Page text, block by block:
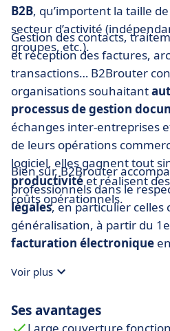
B2B, qu’importent la taille
secteur d’activité
groupes, etc.).
Gestion des contacts,
et réception des factures,
transactions… B2Brouter
organisations souhaitant
processus de gestion
échanges inter-entreprises
de leurs opérations
logiciel, elles gagnent tout
productivitéet réalisent
coûts opérationnels.
Bien sûr, B2Brouter
professionnels dans le
légales, en particulier celles
généralisation, à partir du
facturation électronique
Voir plus
Ses avantages
Large couverture